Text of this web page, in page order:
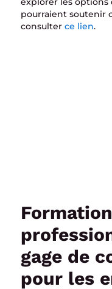
pourraient soutenir
consulter ce lien.
gage de
pour les